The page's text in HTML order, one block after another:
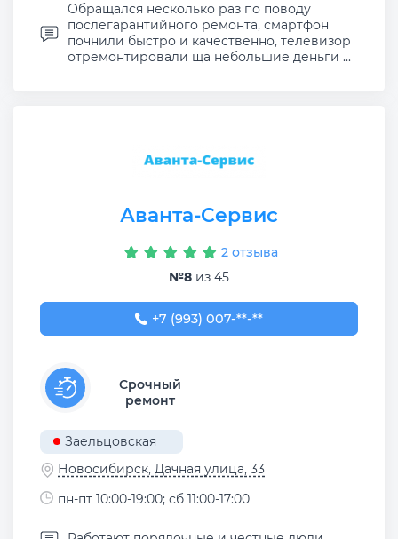
Обращался несколько раз по поводу
послегарантийного ремонта, смартфон
почнили быстро и качественно, телевизор
отремонтировали ща небольшие деньги ...
Аванта-Сервис
2 отзыва
№8 из 45
+7 (993) 007-91-64
+7 (993) 007-**-**
Срочный
ремонт
Заельцовская
Новосибирск, Дачная улица, 33
пн-пт 10:00-19:00; сб 11:00-17:00